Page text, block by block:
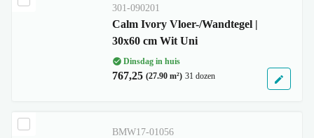
301-090201
Calm Ivory Vloer-/Wandtegel |
30x60 cm Wit Uni
Dinsdag in huis
767,25 (27.90 m²) 31 dozen
BMW17-01056